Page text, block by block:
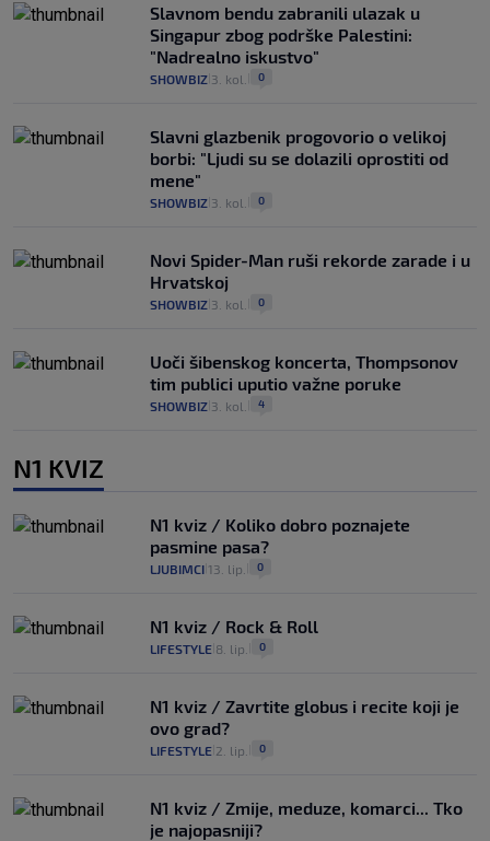
Slavnom bendu zabranili ulazak u
Singapur zbog podrške Palestini:
"Nadrealno iskustvo"
SHOWBIZ 3. kol. 0
Slavni glazbenik progovorio o velikoj
borbi: "Ljudi su se dolazili oprostiti od
mene"
SHOWBIZ 3. kol. 0
Novi Spider-Man ruši rekorde zarade i u
Hrvatskoj
SHOWBIZ 3. kol. 0
Uoči šibenskog koncerta, Thompsonov
tim publici uputio važne poruke
SHOWBIZ 3. kol. 4
N1 KVIZ
N1 kviz / Koliko dobro poznajete
pasmine pasa?
LJUBIMCI 13. lip. 0
N1 kviz / Rock & Roll
LIFESTYLE 8. lip. 0
N1 kviz / Zavrtite globus i recite koji je
ovo grad?
LIFESTYLE 2. lip. 0
N1 kviz / Zmije, meduze, komarci... Tko
je najopasniji?